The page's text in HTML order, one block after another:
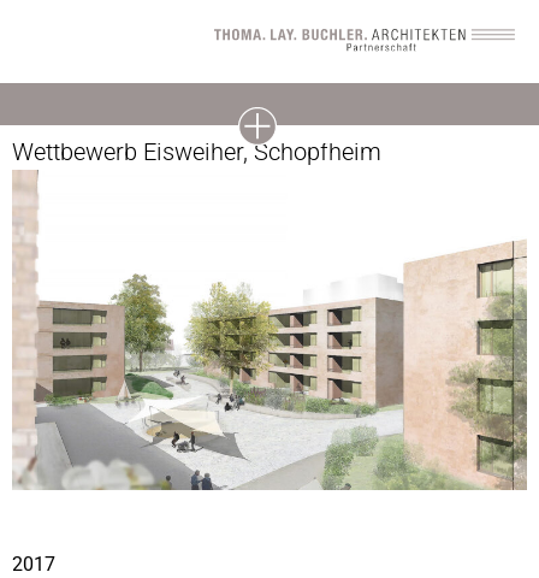
Wettbewerb Eisweiher, Schopfheim
2017